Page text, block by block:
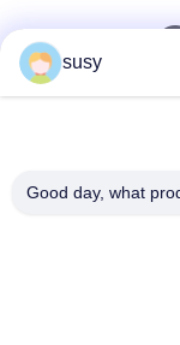
susy
Good day, what